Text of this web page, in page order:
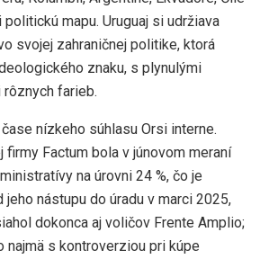
mapu. Uruguaj si udržiava
svojej zahraničnej politike, ktorá
znaku, s plynulými
farieb.
nízkeho súhlasu Orsi interne.
firmy Factum bola v júnovom meraní
na úrovni 24 %, čo je
jeho nástupu do úradu v marci 2025,
dokonca aj voličov Frente Amplio;
najmä s kontroverziou pri kúpe